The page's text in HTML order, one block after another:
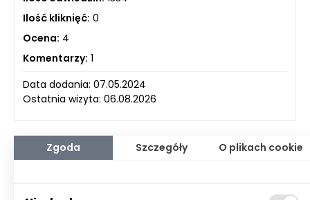
Ilość kliknięć: 0
Ocena: 4
Komentarzy: 1
Data dodania: 07.05.2024
Ostatnia wizyta: 06.08.2026
Zgoda Szczegóły O plikach cookie